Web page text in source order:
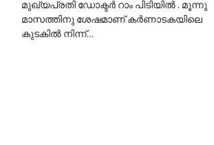
മുഖ്യപ്രതി ഡോക്ടര്‍ റാം പിടിയില്‍ . മൂന്നു
മാസത്തിനു ശേഷമാണ് കർണാടകയിലെ
കുടകില്‍ നിന്ന്…